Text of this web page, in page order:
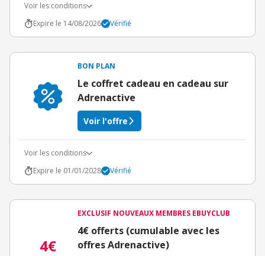
Voir les conditions
Expire le 14/08/2026
Vérifié
BON PLAN
Le coffret cadeau en cadeau sur
Adrenactive
Voir l'offre
Voir les conditions
Expire le 01/01/2028
Vérifié
4€
EXCLUSIF NOUVEAUX MEMBRES EBUYCLUB
4€ offerts (cumulable avec les
offres Adrenactive)